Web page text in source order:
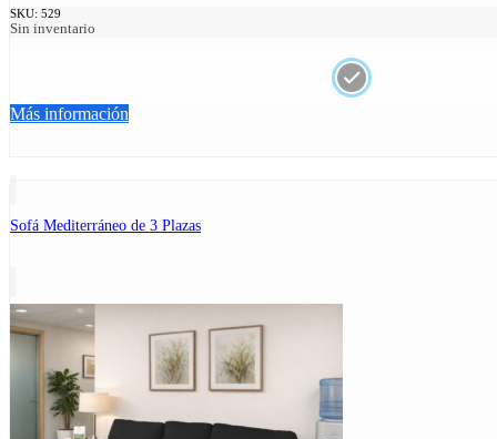
SKU: 529
Sin inventario
Más información
Sofá Mediterráneo de 3 Plazas